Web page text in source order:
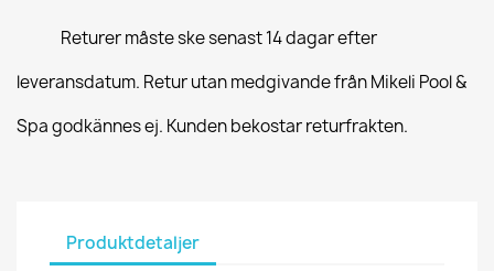
Returer måste ske senast 14 dagar efter
leveransdatum. Retur utan medgivande från Mikeli Pool &
Spa godkännes ej. Kunden bekostar returfrakten.
Produktdetaljer